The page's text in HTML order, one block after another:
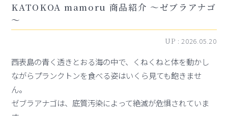
KATOKOA mamoru 商品紹介 ～ゼブラアナゴ
～
UP :2026.05.20
西表島の青く透きとおる海の中で、くねくねと体を動かし
ながらプランクトンを食べる姿はいくら見ても飽きませ
ん。
ゼブラアナゴは、底質汚染によって絶滅が危惧されていま